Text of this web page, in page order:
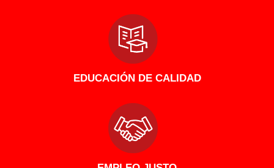
EDUCACIÓN DE CALIDAD